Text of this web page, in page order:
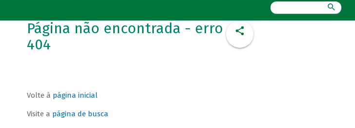
Página não encontrada - erro
404
Volte à página inicial
Visite a página de busca